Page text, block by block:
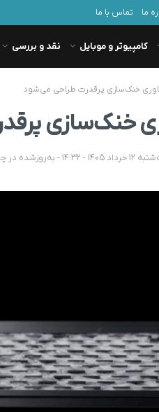
ما تماس با ما
کامپیوتر و موبایل نقد و بررسی
خنک‌سازی پرقدرت طراحی می‌شود
خنک‌سازی
- به‌روزشده در چهارشنبه 13 خرداد 1405 - 07:12